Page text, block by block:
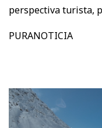
perspectiva turista,
PURANOTICIA